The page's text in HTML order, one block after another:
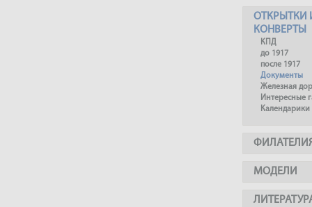
ОТКРЫТКИ
КОНВЕРТЫ
КПД
до 1917
после 1917
Документы
Железная
Интересные
Календарики
МОДЕЛИ